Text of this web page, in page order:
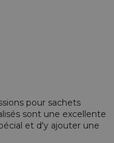
pour sachets
sont une excellente
et d'y ajouter une